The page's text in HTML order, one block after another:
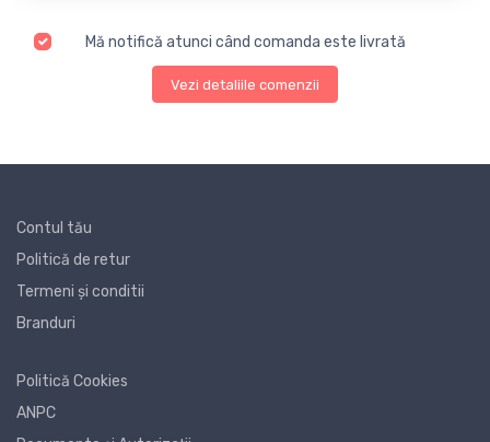
Mă notifică atunci când comanda este livrată
Vezi detaliile comenzii
Contul tău
Politică de retur
Termeni și conditii
Branduri
Politică Cookies
ANPC